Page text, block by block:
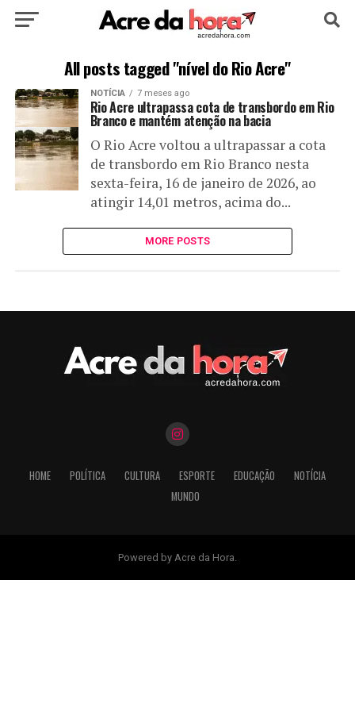
HOME POLÍTICA CULTURA ESPORTE
EDUCAÇÃO NOTÍCIA MUNDO
All posts tagged "nível do Rio Acre"
NOTÍCIA 7 meses ago
Rio Acre ultrapassa cota de transbordo em Rio
Branco e mantém atenção na bacia
O Rio Acre voltou a ultrapassar a cota
de transbordo em Rio Branco nesta
sexta-feira, 16 de janeiro de 2026, ao
atingir 14,01 metros, acima do...
MORE POSTS
HOME POLÍTICA CULTURA ESPORTE EDUCAÇÃO
NOTÍCIA
MUNDO
Powered by Acre da Hora.